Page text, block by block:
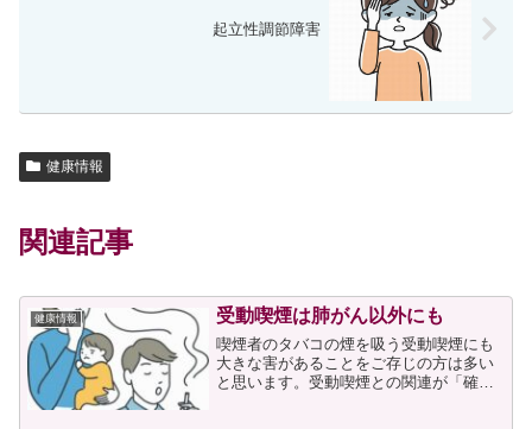
起立性調節障害
健康情報
関連記事
健康情報 受動喫煙は肺がん以外にも
喫煙者のタバコの煙を吸う受動喫煙にも
大きな害があることをご存じの方は多い
と思います。受動喫煙との関連が「確